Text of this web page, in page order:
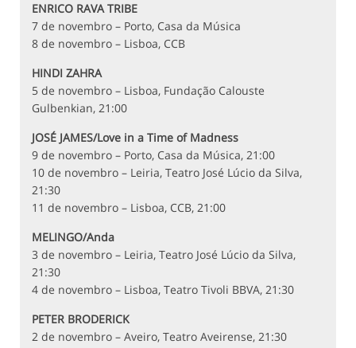
ENRICO RAVA TRIBE
7 de novembro – Porto, Casa da Música
8 de novembro – Lisboa, CCB
HINDI ZAHRA
5 de novembro – Lisboa, Fundação Calouste
Gulbenkian, 21:00
JOSÉ JAMES/Love in a Time of Madness
9 de novembro – Porto, Casa da Música, 21:00
10 de novembro – Leiria, Teatro José Lúcio da Silva,
21:30
11 de novembro – Lisboa, CCB, 21:00
MELINGO/Anda
3 de novembro – Leiria, Teatro José Lúcio da Silva,
21:30
4 de novembro – Lisboa, Teatro Tivoli BBVA, 21:30
PETER BRODERICK
2 de novembro – Aveiro, Teatro Aveirense, 21:30